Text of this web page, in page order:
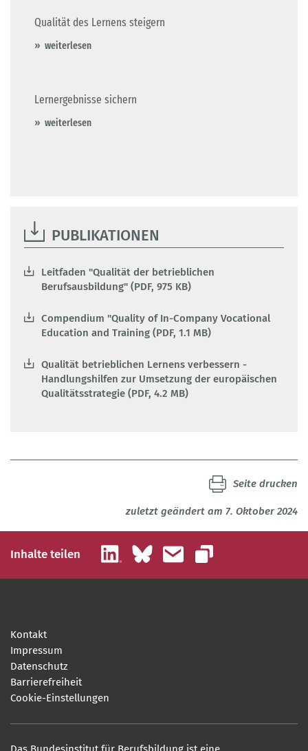
Qualität des Lernens steigern
weiterlesen
Lernergebnisse sichern
weiterlesen
PUBLIKATIONEN
Leitfaden "Qualität der betrieblichen
Berufsausbildung" (PDF, 975 KB)
Compendium "Quality of In-Company Vocational
Education and Training (PDF, 1.1 MB)
Qualität betrieblichen Lernens verbessern -
Handlungshilfen zur Umsetzung der europäischen
Qualitätsstrategie (PDF, 4.2 MB)
zuletzt geändert am 7. Oktober 2024
Seite drucken
Inhalte teilen LinkedInBlueskyE-Mail
Link kopieren
Kontakt
Impressum
Datenschutz
Barrierefreiheit
Cookie-Einstellungen